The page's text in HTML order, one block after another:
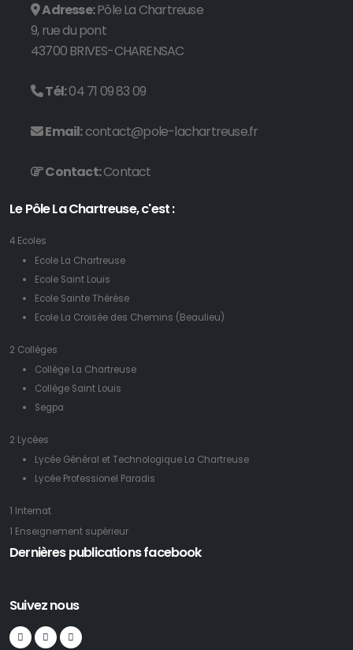
Adresse:Pôle La Chartreuse
9, rue du pont
43700 BRIVES-CHARENSAC
Tél:04 71 09 83 09
Email:contact@pole-lachartreuse.fr
Contact:Contact
Le Pôle La Chartreuse, c'est :
4 Ecoles
Ecole La Chartreuse
Ecole Saint Louis
Ecole Sainte Thérèse
Ecole La Croisée des Chemins (Beaulieu)
2 Collèges
Collège La Chartreuse
Collège Saint Louis
Segpa
2 Lycées
Lycée Général et Technologique La Chartreuse
Lycée Professionel Paradis
1 Internat
1 Enseignement supérieur
Dernières publications facebook
Suivez nous